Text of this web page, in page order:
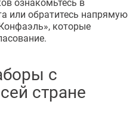
или обратитесь напрямую
которые
с
стране